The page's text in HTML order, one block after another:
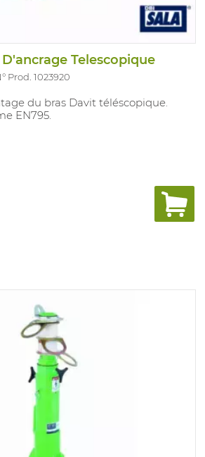
Telescopique
Prod. 1023920
du bras Davit téléscopique.
EN795.